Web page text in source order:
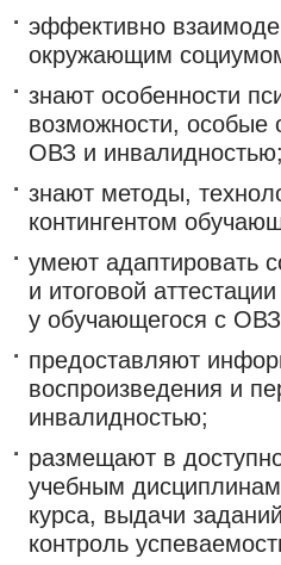
эффективно
окружающим
знают особенности
возможности, особые
ОВЗ и инвалидностью;
знают методы,
контингентом
умеют адаптировать
и итоговой
у обучающегося с
предоставляют
воспроизведения и
инвалидностью;
размещают в
учебным
курса, выдачи
контроль